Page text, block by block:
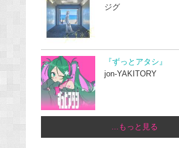
ジグ
『ずっとアタシ』
jon-YAKITORY
...もっと見る